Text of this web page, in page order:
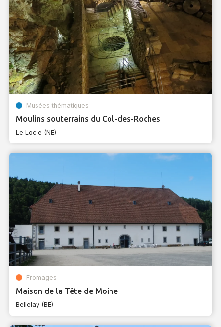
Musées thématiques
Moulins souterrains du Col-des-Roches
Le Locle (NE)
Fromages
Maison de la Tête de Moine
Bellelay (BE)